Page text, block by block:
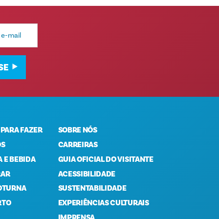
FAZER
E BEBIDA
SOBRE NÓS
CARREIRAS
GUIA OFICIAL DO VISITANTE
ACESSIBILIDADE
SUSTENTABILIDADE
EXPERIÊNCIAS CULTURAIS